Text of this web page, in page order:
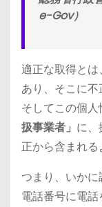
e-Gov）
適正な取得と
あり、そこに不
そしてこの個
扱事業者」 に
正から含まれる
つまり、いか
電話番号に電